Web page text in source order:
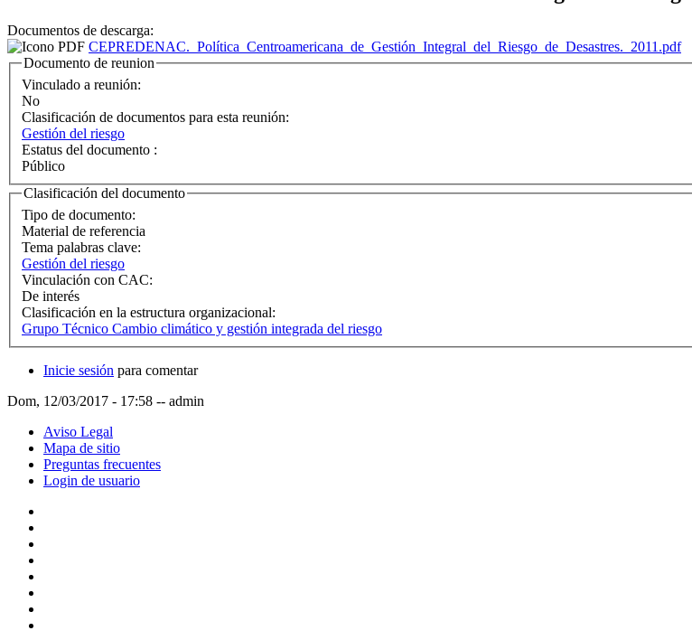
Documentos de descarga:
CEPREDENAC._Política_Centroamericana_de_Gestión_Integral_del_Riesgo_de_Desastres._2011.pdf
Documento de reunion
Vinculado a reunión:
No
Clasificación de documentos para esta reunión:
Gestión del riesgo
Estatus del documento :
Público
Clasificación del documento
Tipo de documento:
Material de referencia
Tema palabras clave:
Gestión del riesgo
Vinculación con CAC:
De interés
Clasificación en la estructura organizacional:
Grupo Técnico Cambio climático y gestión integrada del riesgo
Inicie sesión para comentar
Dom, 12/03/2017 - 17:58 -- admin
Aviso Legal
Mapa de sitio
Preguntas frecuentes
Login de usuario